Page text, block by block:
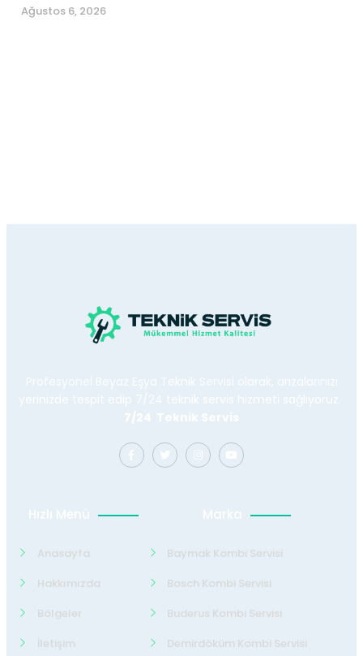
Ağustos 6, 2026
Profesyonel Beyaz Eşya Teknik Servisi olarak, arızalarınızı
yerinizde tespit edip 7/24 teknik servis hizmeti sağlıyoruz.
7/24 Teknik Servis
Hızlı Menü
Anasayfa
Hakkımızda
Bölgeler
İletişim
Marka
Baymak Kombi Servisi
Bosch Kombi Servisi
Buderus Kombi Servisi
Demirdöküm Kombi Servisi